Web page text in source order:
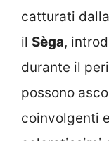
catturati
il Sèga,
durante il
possono
coinvolgenti